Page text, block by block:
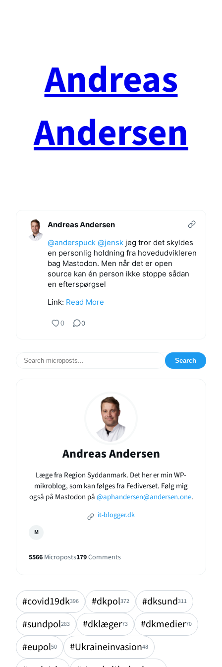
Andreas
Andersen
Andreas Andersen
@anderspuck @jensk jeg tror det skyldes
en personlig holdning fra hovedudvikleren
bag Mastodon. Men når det er open
source kan én person ikke stoppe sådan
en efterspørgsel
Link: Read More
0 0
Search
Andreas Andersen
Læge fra Region Syddanmark. Det her er min WP-
mikroblog, som kan følges fra Fediverset. Følg mig
også på Mastodon på@aphandersen@andersen.one.
it-blogger.dk
M
5566 Microposts179Comments
#covid19dk396 #dkpol372 #dksund311
#sundpol283 #dklæger73 #dkmedier70
#eupol50 #Ukraineinvasion48